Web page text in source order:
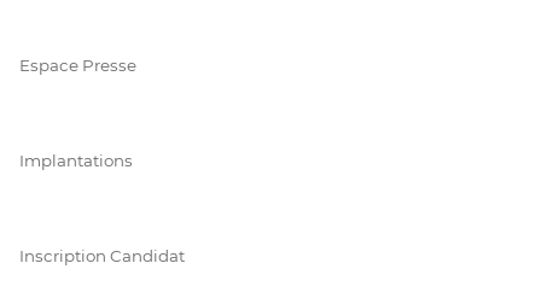
Espace Presse
Implantations
Inscription Candidat